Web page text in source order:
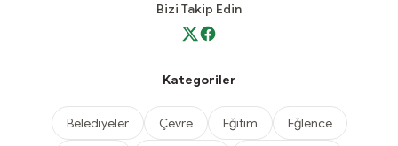
Bizi Takip Edin
Kategoriler
Belediyeler Çevre Eğitim Eğlence